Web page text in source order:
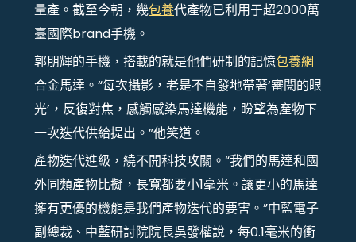
量產。截至今朝，幾包養代產物已利用于超2000萬
臺國際brand手機。
郭朋輝的手機，搭載的就是他們研制的記憶包養網
合金馬達。“每次攝影，老是不自發地帶著‘審閱的眼
光’，反復對焦，感觸感染馬達機能，盼望為產物下
一次迭代供給提出。”他笑道。
產物迭代進級，繞不開科技攻關。“我們的馬達和國
外同類產物比擬，長寬都要小1毫米。讓更小的馬達
擁有更優的機能是我們產物迭代的要害。”中藍電子
副總裁、中藍研討院院長吳發權說，每0.1毫米的衝